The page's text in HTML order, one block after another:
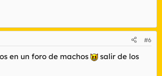
#6
en un foro de machos
salir de los